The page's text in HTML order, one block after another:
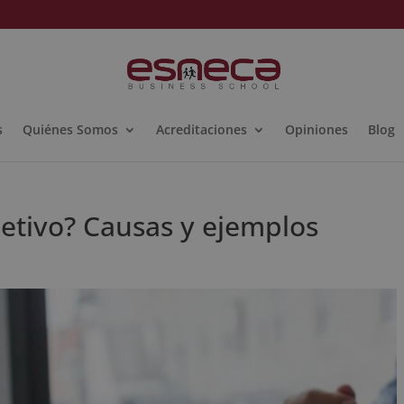
Quiénes Somos Acreditaciones Opiniones Blog
Causas y ejemplos